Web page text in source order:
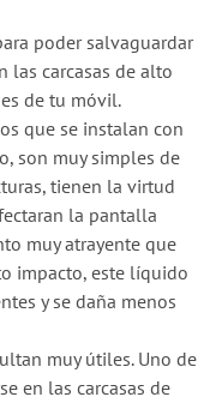
poder salvaguardar
las carcasas de alto
de tu móvil.
que se instalan con
son muy simples de
tienen la virtud
la pantalla
muy atrayente que
impacto, este líquido
y se daña menos
muy útiles. Uno de
en las carcasas de